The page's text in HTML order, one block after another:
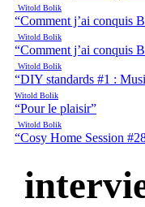
Witold Bolik
“Comment j’ai conquis
Witold Bolik
“Comment j’ai conquis
Witold Bolik
“DIY standards #1 :
Witold Bolik
“Pour le plaisir”
Witold Bolik
“Cosy Home Session